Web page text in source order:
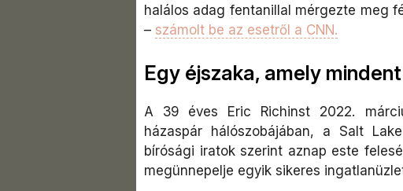
halálos adag fentanillal mérgezte meg
– számolt be az esetről a CNN.
Egy éjszaka, amely
A 39 éves Eric Richinst 2022.
házaspár hálószobájában, a Salt
bírósági iratok szerint aznap este
megünnepelje egyik sikeres